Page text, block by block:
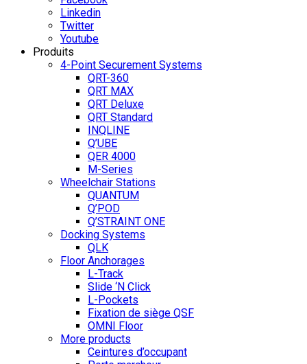
Linkedin
Twitter
Youtube
Produits
4-Point Securement Systems
QRT-360
QRT MAX
QRT Deluxe
QRT Standard
INQLINE
Q’UBE
QER 4000
M-Series
Wheelchair Stations
QUANTUM
Q’POD
Q’STRAINT ONE
Docking Systems
QLK
Floor Anchorages
L-Track
Slide ‘N Click
L-Pockets
Fixation de siège QSF
OMNI Floor
More products
Ceintures d’occupant